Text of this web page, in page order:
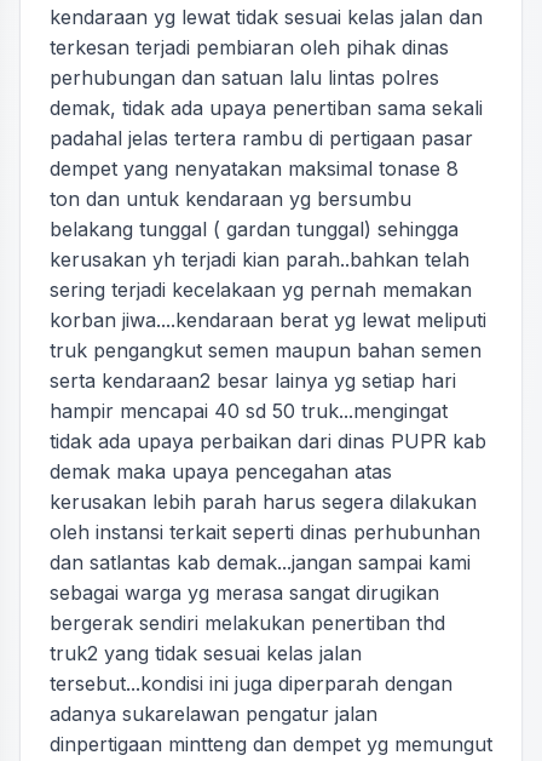
kendaraan yg lewat tidak sesuai kelas jalan dan
terkesan terjadi pembiaran oleh pihak dinas
perhubungan dan satuan lalu lintas polres
demak, tidak ada upaya penertiban sama sekali
padahal jelas tertera rambu di pertigaan pasar
dempet yang nenyatakan maksimal tonase 8
ton dan untuk kendaraan yg bersumbu
belakang tunggal ( gardan tunggal) sehingga
kerusakan yh terjadi kian parah..bahkan telah
sering terjadi kecelakaan yg pernah memakan
korban jiwa....kendaraan berat yg lewat meliputi
truk pengangkut semen maupun bahan semen
serta kendaraan2 besar lainya yg setiap hari
hampir mencapai 40 sd 50 truk...mengingat
tidak ada upaya perbaikan dari dinas PUPR kab
demak maka upaya pencegahan atas
kerusakan lebih parah harus segera dilakukan
oleh instansi terkait seperti dinas perhubunhan
dan satlantas kab demak...jangan sampai kami
sebagai warga yg merasa sangat dirugikan
bergerak sendiri melakukan penertiban thd
truk2 yang tidak sesuai kelas jalan
tersebut...kondisi ini juga diperparah dengan
adanya sukarelawan pengatur jalan
dinpertigaan mintteng dan dempet yg memungut